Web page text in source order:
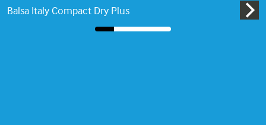
Balsa Italy Compact Dry Plus